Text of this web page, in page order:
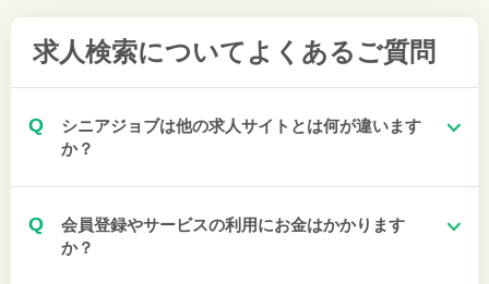
求人検索について よくあるご質問
Q
シニアジョブは他の求人サイトとは何が違います
か？
Q
会員登録やサービスの利用にお金はかかります
か？